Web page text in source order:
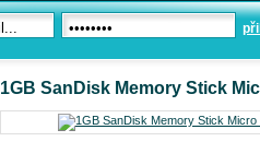
1GB SanDisk Memory Stick